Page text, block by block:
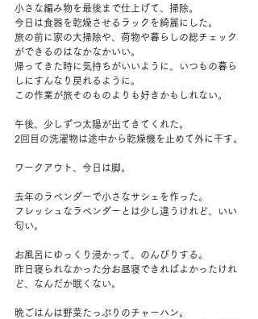
小さな編み物を最後まで仕上げて、掃除。
今日は食器を乾燥させるラックを綺麗にした。
旅の前に家の大掃除や、荷物や暮らしの総チェック
ができるのはなかなかいい。
帰ってきた時に気持ちがいいように、いつもの暮ら
しにすんなり戻れるように。
この作業が旅そのものよりも好きかもしれない。
午後、少しずつ太陽が出てきてくれた。
2回目の洗濯物は途中から乾燥機を止めて外に干す。
ワークアウト、今日は脚。
去年のラベンダーで小さなサシェを作った。
フレッシュなラベンダーとは少し違うけれど、いい
匂い。
お風呂にゆっくり浸かって、のんびりする。
昨日寝られなかった分お昼寝できればよかったけれ
ど、なんだか眠くない。
晩ごはんは野菜たっぷりのチャーハン。